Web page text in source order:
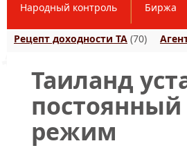
Народный контроль Биржа
Рецепт доходности ТА (70)
Таиланд
режим